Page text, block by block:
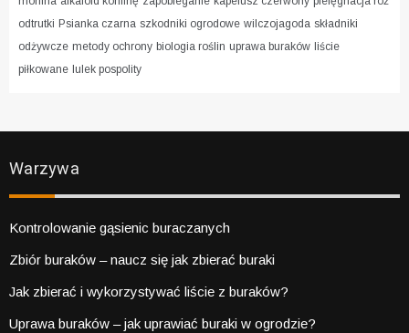
odtrutki Psianka czarna szkodniki ogrodowe wilczojagoda składniki
odżywcze metody ochrony biologia roślin uprawa buraków liście
piłkowane lulek pospolity
Warzywa
Kontrolowanie gąsienic buraczanych
Zbiór buraków – naucz się jak zbierać buraki
Jak zbierać i wykorzystywać liście z buraków?
Uprawa buraków – jak uprawiać buraki w ogrodzie?